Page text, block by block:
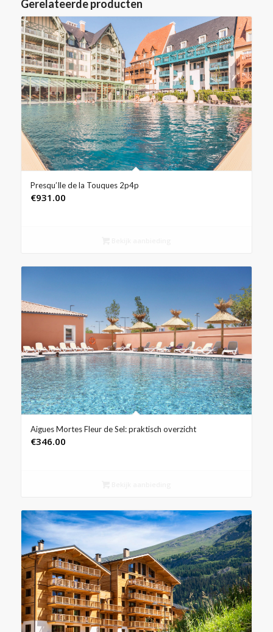
Gerelateerde producten
Presqu’Ile de la Touques 2p4p
€931.00
Aigues Mortes Fleur de Sel: praktisch overzicht
€346.00